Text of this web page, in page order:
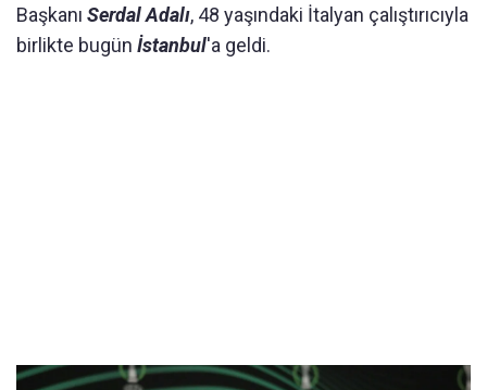
Başkanı Serdal Adalı, 48 yaşındaki İtalyan çalıştırıcıyla
birlikte bugün İstanbul'a geldi.